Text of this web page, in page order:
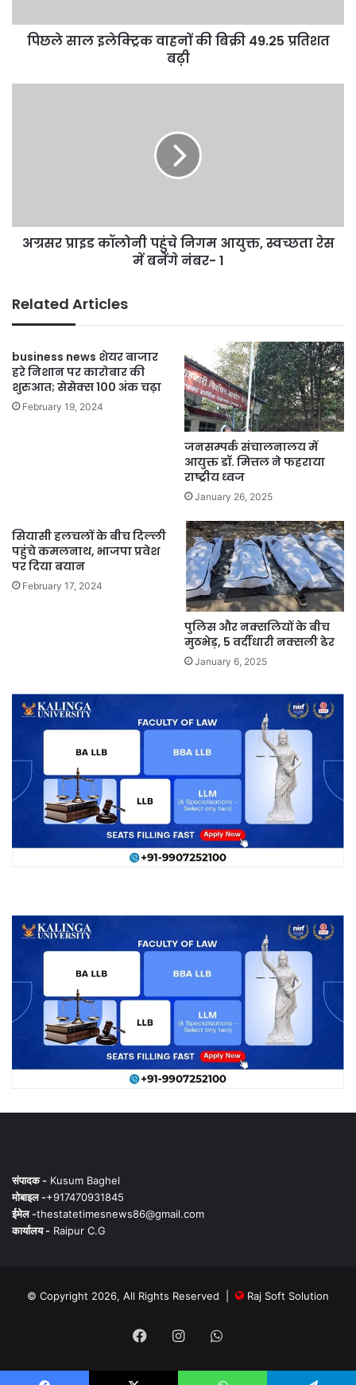
बढ़ी
पिछले साल इलेक्ट्रिक वाहनों की बिक्री 49.25 प्रतिशत
बढ़ी
में
बनेंगेअग्रसर प्राइड कॉलोनी पहुंचे निगम आयुक्त, स्वच्छता रेस
में बनेंगे नंबर- 1
Related Articles
business news शेयर बाजार
हरे निशान पर कारोबार की
शुरुआत; सेसेक्स 100 अंक चढ़ा
February 19, 2024
जनसम्पर्क संचालनालय में
आयुक्त डॉ. मित्तल ने फहराया
राष्ट्रीय ध्वज
January 26, 2025
सियासी हलचलों के बीच दिल्ली
पहुंचे कमलनाथ, भाजपा प्रवेश
पर दिया बयान
February 17, 2024
पुलिस और नक्सलियों के बीच
मुठभेड़, 5 वर्दीधारी नक्सली ढेर
January 6, 2025
संपादक - Kusum Baghel
मोबाइल -+917470931845
ईमेल -thestatetimesnews86@gmail.com
कार्यालय - Raipur C.G
© Copyright 2026, All Rights Reserved | Raj Soft Solution
FacebookInstagramWhatsApp